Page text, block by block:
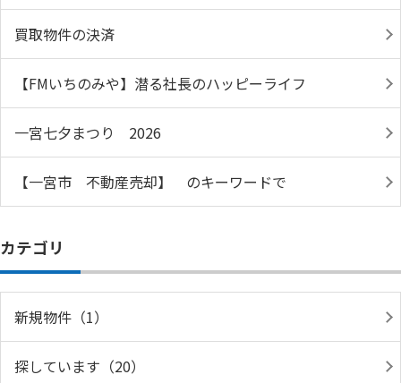
買取物件の決済
【FMいちのみや】潜る社長のハッピーライフ
一宮七夕まつり 2026
【一宮市 不動産売却】 のキーワードで
カテゴリ
新規物件（1）
探しています（20）